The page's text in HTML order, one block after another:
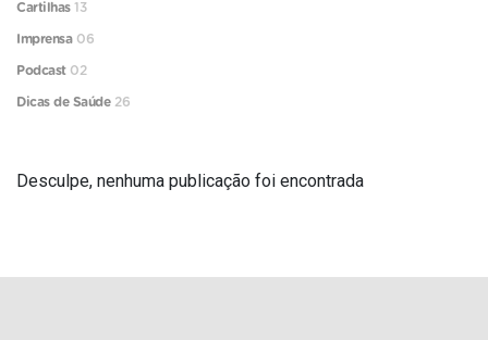
Desculpe, nenhuma publicação foi encontrada
Cartilhas13
Imprensa 06
Podcast 02
Dicas de Saúde 26